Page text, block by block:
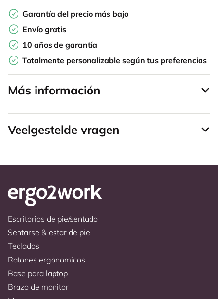
Garantía del precio más bajo
Envío gratis
10 años de garantía
Totalmente personalizable según tus preferencias
Más información
Veelgestelde vragen
Escritorios de pie/sentado
Sentarse & estar de pie
Teclados
Ratones ergonomicos
Base para laptop
Brazo de monitor